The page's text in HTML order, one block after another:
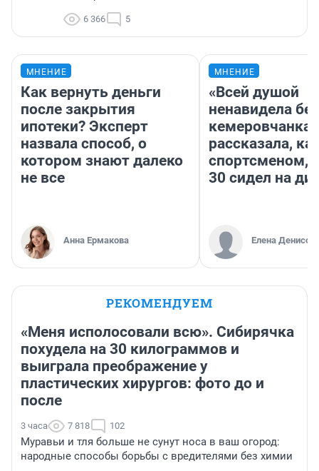
6 366 5
МНЕНИЕ
Как вернуть деньги
после закрытия
ипотеки? Эксперт
назвала способ, о
котором знают далеко
не все
Анна Ермакова
МНЕНИЕ
«Всей душой
ненавидела
кемеровчанка
рассказала,
спортсменом,
30 сидел на
Елена
РЕКОМЕНДУЕМ
«Меня исполосовали всю». Сибирячка
похудела на 30 килограммов и
выиграла преображение у
пластических хирургов: фото до и
после
3 часа 7 818 102
Муравьи и тля больше не сунут носа в ваш огород:
народные способы борьбы с вредителями без химии